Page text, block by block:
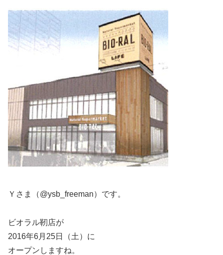
Ｙさま（@ysb_freeman）です。
ビオラル靭店が
2016年6月25日（土）に
オープンしますね。